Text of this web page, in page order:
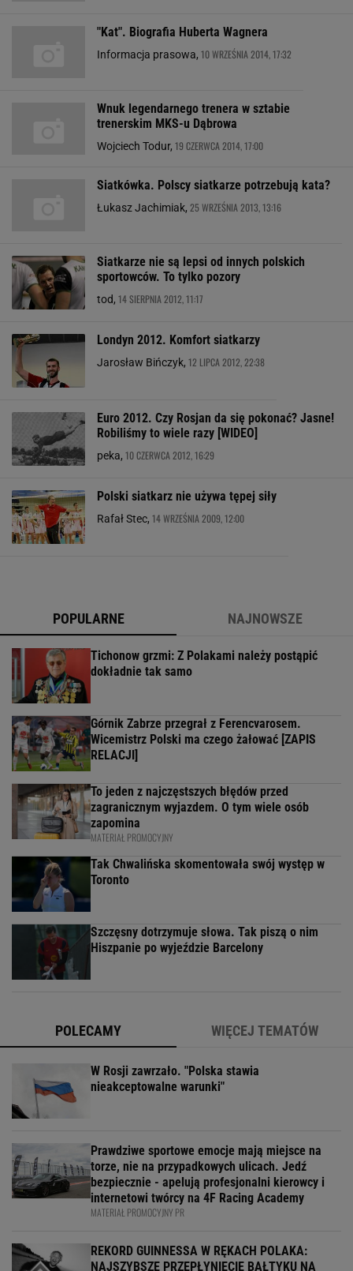
"Kat". Biografia Huberta Wagnera
Informacja prasowa, 10 WRZEŚNIA 2014, 17:32
Wnuk legendarnego trenera w sztabie
trenerskim MKS-u Dąbrowa
Wojciech Todur, 19 CZERWCA 2014, 17:00
Siatkówka. Polscy siatkarze potrzebują kata?
Łukasz Jachimiak, 25 WRZEŚNIA 2013, 13:16
Siatkarze nie są lepsi od innych polskich
sportowców. To tylko pozory
tod, 14 SIERPNIA 2012, 11:17
Londyn 2012. Komfort siatkarzy
Jarosław Bińczyk, 12 LIPCA 2012, 22:38
Euro 2012. Czy Rosjan da się pokonać? Jasne!
Robiliśmy to wiele razy [WIDEO]
peka, 10 CZERWCA 2012, 16:29
Polski siatkarz nie używa tępej siły
Rafał Stec, 14 WRZEŚNIA 2009, 12:00
POPULARNE NAJNOWSZE
Tichonow grzmi: Z Polakami należy postąpić
dokładnie tak samo
Górnik Zabrze przegrał z Ferencvarosem.
Wicemistrz Polski ma czego żałować [ZAPIS
RELACJI]
To jeden z najczęstszych błędów przed
zagranicznym wyjazdem. O tym wiele osób
zapomina
MATERIAŁ PROMOCYJNY
Tak Chwalińska skomentowała swój występ w
Toronto
Szczęsny dotrzymuje słowa. Tak piszą o nim
Hiszpanie po wyjeździe Barcelony
POLECAMY WIĘCEJ TEMATÓW
W Rosji zawrzało. "Polska stawia
nieakceptowalne warunki"
Prawdziwe sportowe emocje mają miejsce na
torze, nie na przypadkowych ulicach. Jedź
bezpiecznie - apelują profesjonalni kierowcy i
internetowi twórcy na 4F Racing Academy
MATERIAŁ PROMOCYJNY PR
REKORD GUINNESSA W RĘKACH POLAKA:
NAJSZYBSZE PRZEPŁYNIĘCIĘ BAŁTYKU NA